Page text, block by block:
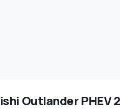
Outlander PHEV